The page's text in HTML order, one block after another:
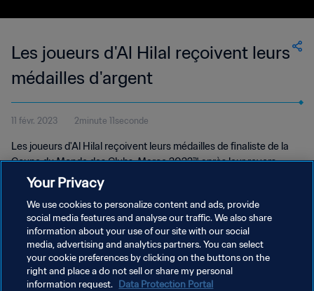
Les joueurs d'Al Hilal reçoivent leurs
médailles d'argent
11 févr. 2023 2minute 11seconde
Les joueurs d'Al Hilal reçoivent leurs médailles de finaliste de la
Coupe du Monde des Clubs, Maroc 2022™ après leur revers
contre le Real Madrid.
POLITIQUE DE CONFIDENTIALITÉ
Your Privacy
We use cookies to personalize content and ads, provide
social media features and analyse our traffic. We also share
information about your use of our site with our social
media, advertising and analytics partners. You can select
your cookie preferences by clicking on the buttons on the
right and place a do not sell or share my personal
information request. Data Protection Portal